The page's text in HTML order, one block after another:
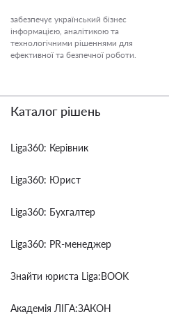
забезпечує український бізнес
інформацією, аналітикою та
технологічними рішеннями для
ефективної та безпечної роботи.
Каталог рішень
Liga360: Керівник
Liga360: Юрист
Liga360: Бухгалтер
Liga360: PR-менеджер
Знайти юриста Liga:BOOK
Академія ЛІГА:ЗАКОН